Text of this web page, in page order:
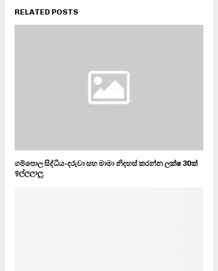
RELATED POSTS
ගම්පොල සිද්ධිය-දරුවා සහ මාමා නිදහස් කරන්න ලක්ෂ 30ක්
ඉල්ලලාලු